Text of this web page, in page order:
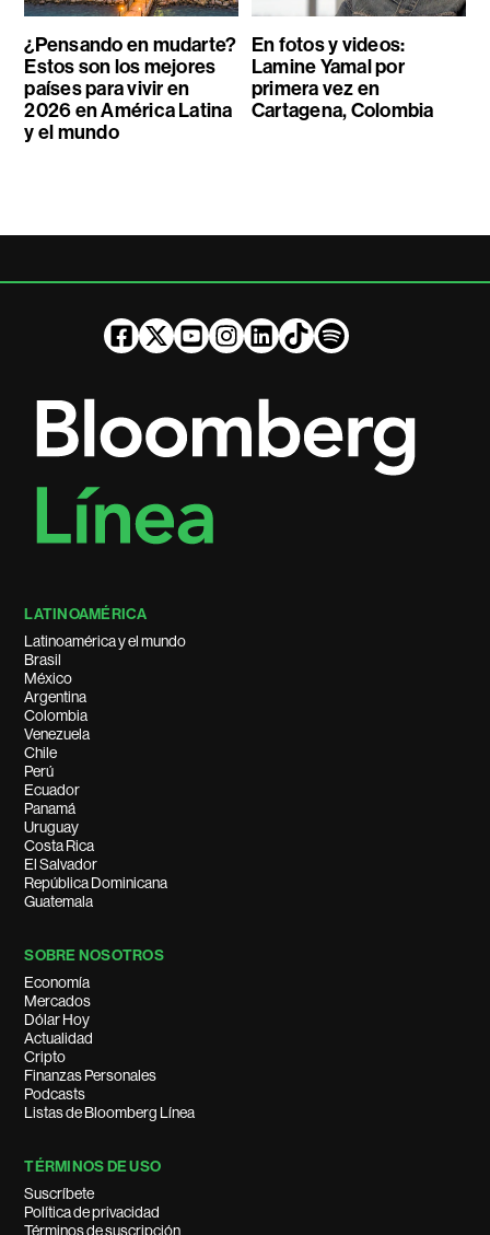
¿Pensando en mudarte?
Estos son los mejores
países para vivir en
2026 en América Latina
y el mundo
En fotos y videos:
Lamine Yamal por
primera vez en
Cartagena, Colombia
LATINOAMÉRICA
Latinoamérica y el mundo
Brasil
México
Argentina
Colombia
Venezuela
Chile
Perú
Ecuador
Panamá
Uruguay
Costa Rica
El Salvador
República Dominicana
Guatemala
SOBRE NOSOTROS
Economía
Mercados
Dólar Hoy
Actualidad
Cripto
Finanzas Personales
Podcasts
Listas de Bloomberg Línea
TÉRMINOS DE USO
Suscríbete
Política de privacidad
Términos de suscripción